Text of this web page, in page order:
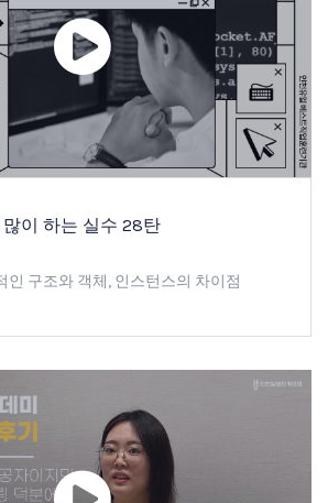
이 하는 실수 28탄
인 구조와 객체, 인스턴스의 차이점